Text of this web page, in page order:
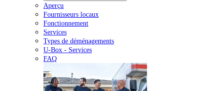
Aperçu
Fournisseurs locaux
Fonctionnement
Services
Types de déménagements
U-Box - Services
FAQ